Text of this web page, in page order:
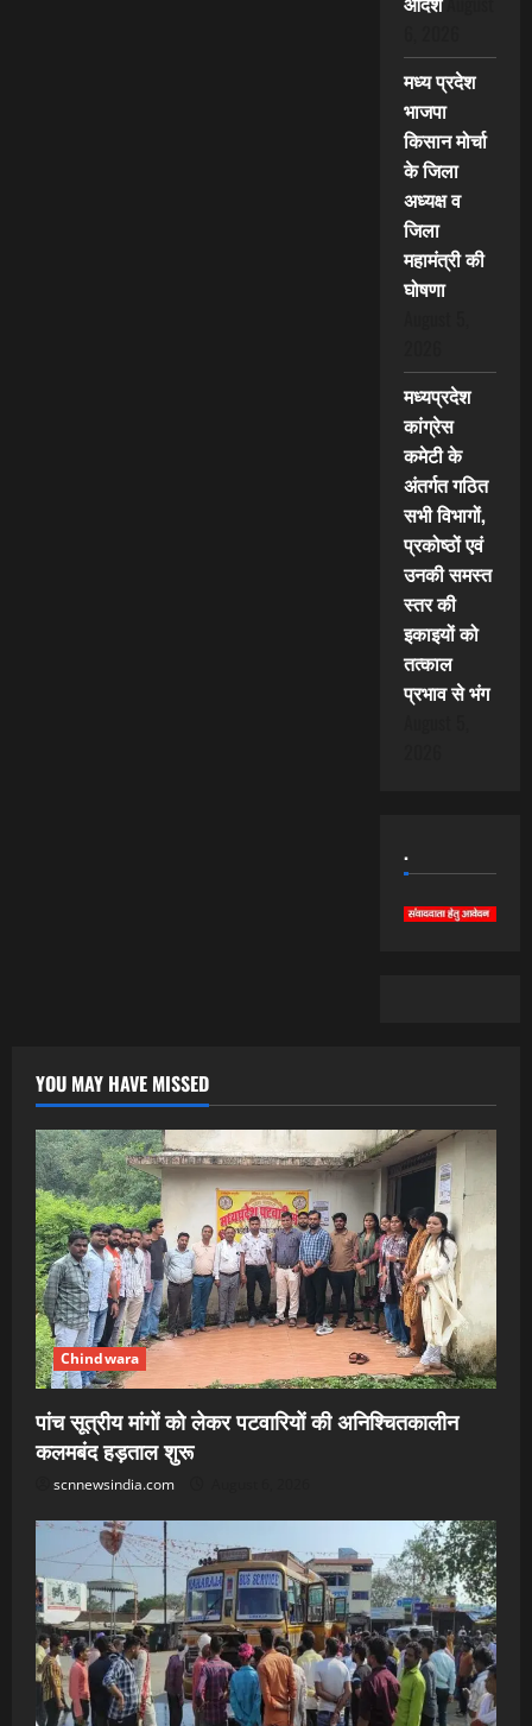
मध्य प्रदेश
भाजपा
किसान मोर्चा
के जिला
अध्यक्ष व
जिला
महामंत्री की
घोषणा
मध्यप्रदेश
कांग्रेस
कमेटी के
अंतर्गत गठित
सभी विभागों,
प्रकोष्ठों एवं
उनकी समस्त
स्तर की
इकाइयों को
तत्काल
प्रभाव से भंग
.
YOU MAY HAVE MISSED
Chindwara
पांच सूत्रीय मांगों को लेकर पटवारियों की अनिश्चितकालीन
कलमबंद हड़ताल शुरू
scnnewsindia.com